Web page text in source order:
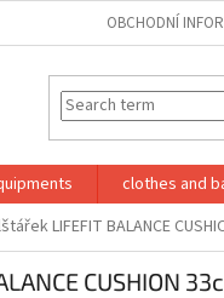
OBCHODNÍ
clothes and
LIFEFIT BALANCE
CUSHION